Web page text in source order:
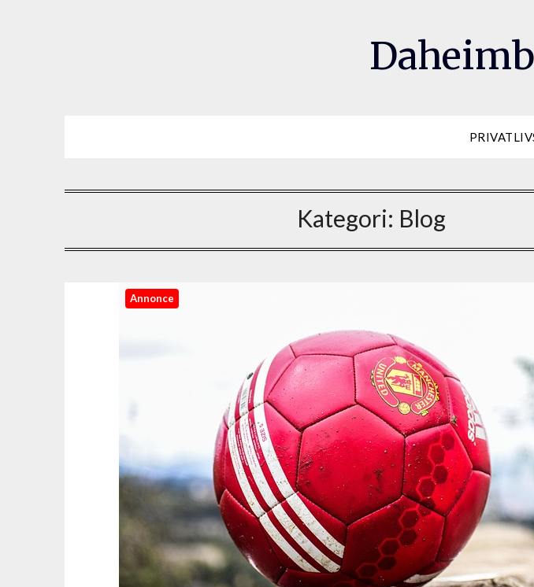
Kategori: Blog
Annonce